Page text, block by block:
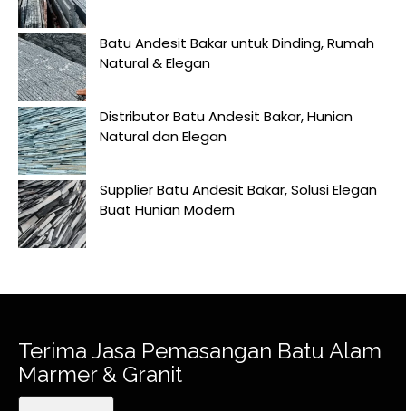
Batu Andesit Bakar untuk Dinding, Rumah
Natural & Elegan
Distributor Batu Andesit Bakar, Hunian
Natural dan Elegan
Supplier Batu Andesit Bakar, Solusi Elegan
Buat Hunian Modern
Terima Jasa Pemasangan Batu Alam
Marmer & Granit